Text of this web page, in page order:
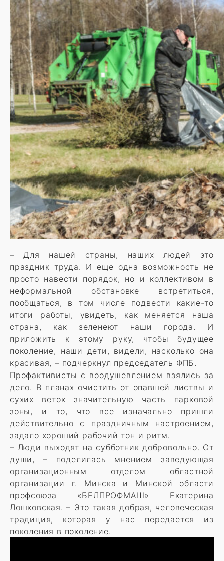
– Для нашей страны, наших людей это
праздник труда. И еще одна возможность не
просто навести порядок, но и коллективом в
неформальной обстановке встретиться,
пообщаться, в том числе подвести какие-то
итоги работы, увидеть, как меняется наша
страна, как зеленеют наши города. И
приложить к этому руку, чтобы будущее
поколение, наши дети, видели, насколько она
красивая, – подчеркнул председатель ФПБ.
Профактивисты с воодушевлением взялись за
дело. В планах очистить от опавшей листвы и
сухих веток значительную часть парковой
зоны, и то, что все изначально пришли
действительно с праздничным настроением,
задало хороший рабочий тон и ритм.
– Люди выходят на субботник добровольно. От
души, – поделилась мнением заведующая
организационным отделом областной
организации г. Минска и Минской области
профсоюза «БЕЛПРОФМАШ» Екатерина
Лошковская. – Это такая добрая, человеческая
традиция, которая у нас передается из
поколения в поколение.